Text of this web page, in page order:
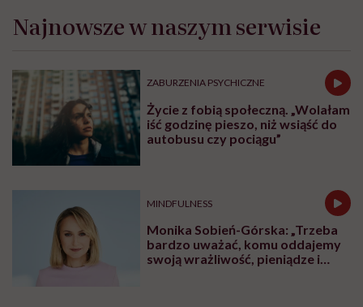
Najnowsze w naszym serwisie
ZABURZENIA PSYCHICZNE
Życie z fobią społeczną. „Wolałam
iść godzinę pieszo, niż wsiąść do
autobusu czy pociągu”
MINDFULNESS
Monika Sobień-Górska: „Trzeba
bardzo uważać, komu oddajemy
swoją wrażliwość, pieniądze i